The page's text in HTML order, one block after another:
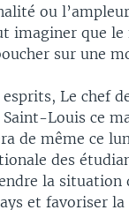
ou
imaginer que
sur une
Le chef
Louis ce
de même ce
des
la situation
et favoriser la